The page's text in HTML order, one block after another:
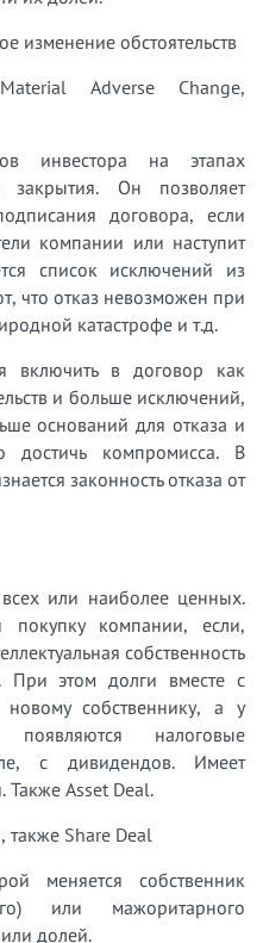
изменение обстоятельств
Adverse Change,
инвестора на этапах
Он позволяет
договора, если
компании или наступит
список исключений из
что отказ невозможен при
катастрофе и т.д.
включить в договор как
и больше исключений,
оснований для отказа и
достичь компромисса. В
законность отказа от
или наиболее ценных.
покупку компании, если,
собственность
При этом долги вместе с
собственнику, а у
появляются налоговые
с дивидендов. Имеет
Также Asset Deal.
Share Deal
меняется собственник
или мажоритарного
долей.